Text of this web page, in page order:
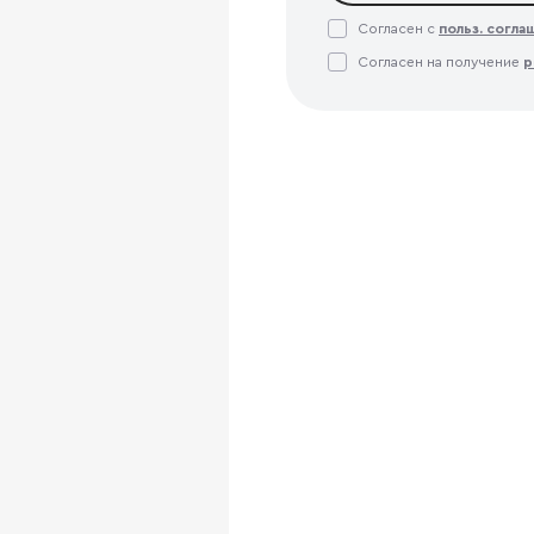
Согласен с польз.
Согласен на получение